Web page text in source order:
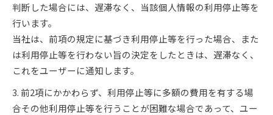
判断した場合には、遅滞なく、当該個人情報の利用停止等を
行います。
当社は、前項の規定に基づき利用停止等を行った場合、また
は利用停止等を行わない旨の決定をしたときは、遅滞なく、
これをユーザーに通知します。
3. 前2項にかかわらず、利用停止等に多額の費用を有する場
合その他利用停止等を行うことが困難な場合であって、ユー